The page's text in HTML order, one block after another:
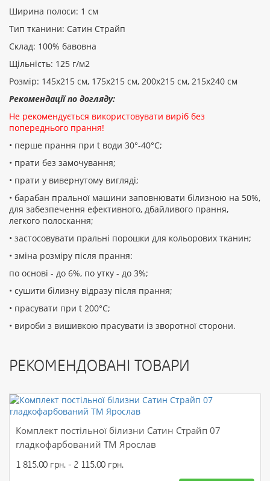
Ширина полоси: 1 см
Тип тканини: Сатин Страйп
Склад: 100% бавовна
Щільність: 125 г/м2
Розмір: 145х215 см, 175х215 см, 200х215 см, 215х240 см
Рекомендації по догляду:
Не рекомендується використовувати виріб без
попереднього прання!
• перше прання при t води 30°-40°C;
• прати без замочування;
• прати у вивернутому вигляді;
• барабан пральної машини заповнювати білизною на 50%,
для забезпечення ефективного, дбайливого прання,
легкого полоскання;
• застосовувати пральні порошки для кольорових тканин;
• зміна розміру після прання:
по основі - до 6%, по утку - до 3%;
• сушити білизну відразу після прання;
• прасувати при t 200°С;
• вироби з вишивкою прасувати із зворотної сторони.
РЕКОМЕНДОВАНІ ТОВАРИ
Комплект постільної білизни Сатин Страйп 07
гладкофарбований ТМ Ярослав
1 815.00 грн. - 2 115.00 грн.